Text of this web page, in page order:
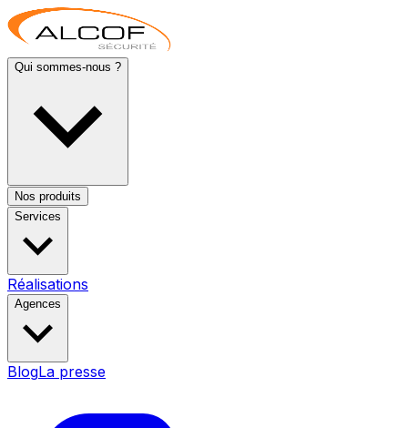
Qui sommes-nous ?
Nos produits
Services
Réalisations
Agences
BlogLa presse